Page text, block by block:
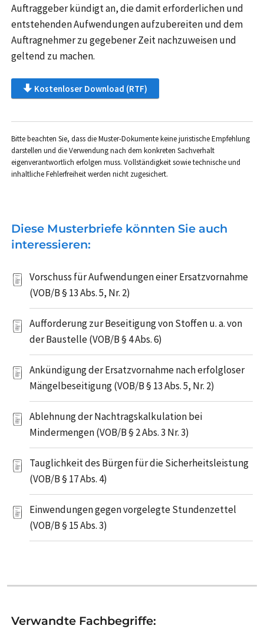
Auftraggeber kündigt an, die damit erforderlichen und
entstehenden Aufwendungen aufzubereiten und dem
Auftragnehmer zu gegebener Zeit nachzuweisen und
geltend zu machen.
Kostenloser Download (RTF)
Bitte beachten Sie, dass die Muster-Dokumente keine juristische Empfehlung
darstellen und die Verwendung nach dem konkreten Sachverhalt
eigenverantwortlich erfolgen muss. Vollständigkeit sowie technische und
inhaltliche Fehlerfreiheit werden nicht zugesichert.
Diese Musterbriefe könnten Sie auch
interessieren:
Vorschuss für Aufwendungen einer Ersatzvornahme
(VOB/B § 13 Abs. 5, Nr. 2)
Aufforderung zur Beseitigung von Stoffen u. a. von
der Baustelle (VOB/B § 4 Abs. 6)
Ankündigung der Ersatzvornahme nach erfolgloser
Mängelbeseitigung (VOB/B § 13 Abs. 5, Nr. 2)
Ablehnung der Nachtragskalkulation bei
Mindermengen (VOB/B § 2 Abs. 3 Nr. 3)
Tauglichkeit des Bürgen für die Sicherheitsleistung
(VOB/B § 17 Abs. 4)
Einwendungen gegen vorgelegte Stundenzettel
(VOB/B § 15 Abs. 3)
Verwandte Fachbegriffe: